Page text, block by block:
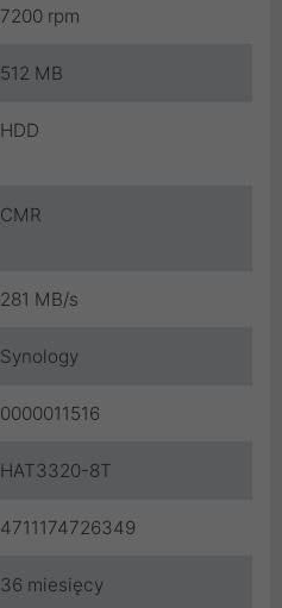
7200 rpm
512 MB
HDD
CMR
281 MB/s
Synology
0000011516
HAT3320-8T
4711174726349
36 miesięcy